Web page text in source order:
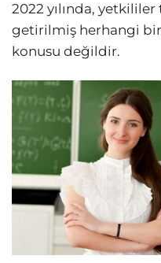
2022 yılında,
getirilmiş herhangi
konusu değildir.